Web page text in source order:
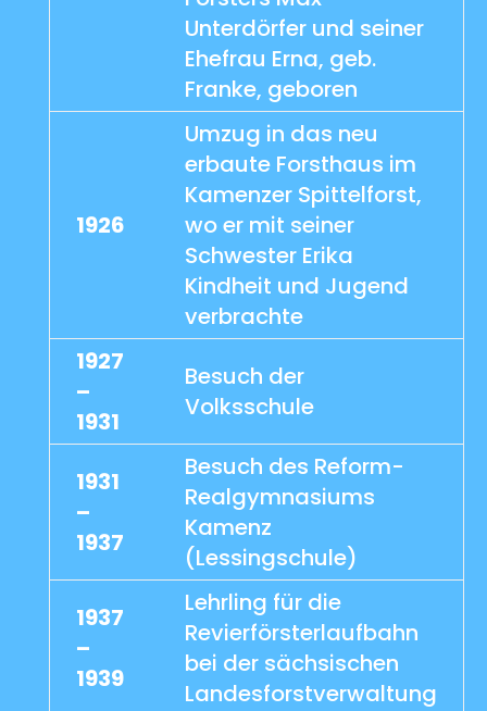
Unterdörfer und seiner
Ehefrau Erna, geb.
Franke, geboren
1926
Umzug in das neu
erbaute Forsthaus im
Kamenzer Spittelforst,
wo er mit seiner
Schwester Erika
Kindheit und Jugend
verbrachte
1927
–
1931
Besuch der
Volksschule
1931
–
1937
Besuch des Reform-
Realgymnasiums
Kamenz
(Lessingschule)
1937
–
1939
Lehrling für die
Revierförsterlaufbahn
bei der sächsischen
Landesforstverwaltung